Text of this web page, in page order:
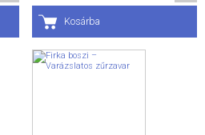
Kosárba